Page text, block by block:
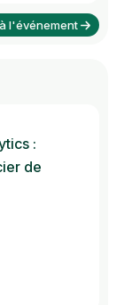
l'événement
:
de